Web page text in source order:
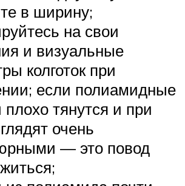
в ширину;
на свои
и визуальные
колготок при
если полиамидные
плохо тянутся и при
очень
— это повод